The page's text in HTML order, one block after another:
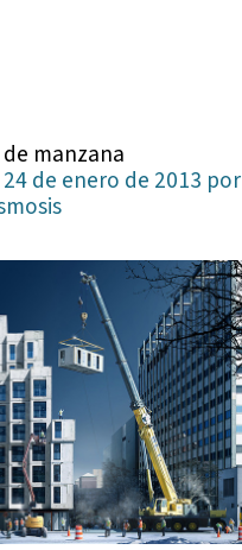
manzana
de enero de 2013 por